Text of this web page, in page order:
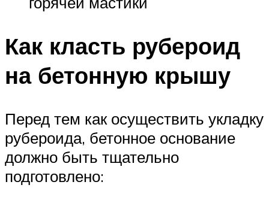
Как класть рубероид
на бетонную крышу
Перед тем как осуществить укладку
рубероида, бетонное основание
должно быть тщательно
подготовлено: